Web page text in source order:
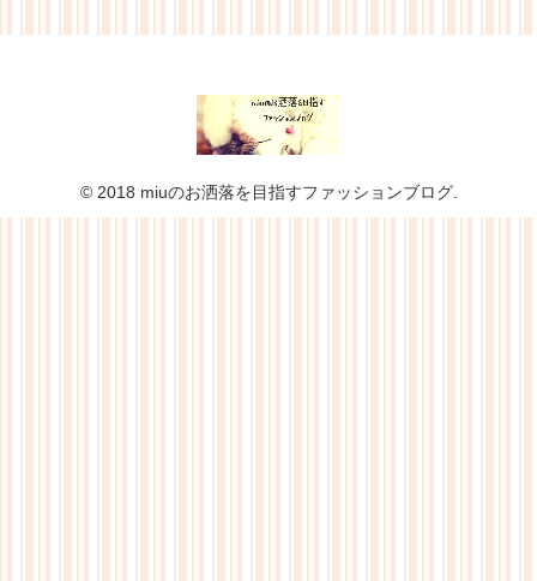
© 2018 miuのお洒落を目指すファッションブログ.